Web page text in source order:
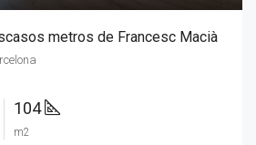
metros de Francesc Macià
104
m2